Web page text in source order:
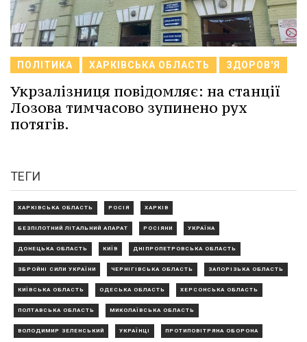
ПОЛІТИКА ХАРКІВСЬКА ОБЛАСТЬ ЗДОРОВ'Я
Укрзалізниця повідомляє: на станції
Лозова тимчасово зупинено рух
потягів.
ТЕГИ
ХАРКІВСЬКА ОБЛАСТЬ РОСІЯ ХАРКІВ
БЕЗПІЛОТНИЙ ЛІТАЛЬНИЙ АПАРАТ РОСІЯНИ УКРАЇНА
ДОНЕЦЬКА ОБЛАСТЬ КИЇВ ДНІПРОПЕТРОВСЬКА ОБЛАСТЬ
ЗБРОЙНІ СИЛИ УКРАЇНИ ЧЕРНІГІВСЬКА ОБЛАСТЬ ЗАПОРІЗЬКА ОБЛАСТЬ
КИЇВСЬКА ОБЛАСТЬ ОДЕСЬКА ОБЛАСТЬ ХЕРСОНСЬКА ОБЛАСТЬ
ПОЛТАВСЬКА ОБЛАСТЬ МИКОЛАЇВСЬКА ОБЛАСТЬ
ВОЛОДИМИР ЗЕЛЕНСЬКИЙ УКРАЇНЦІ ПРОТИПОВІТРЯНА ОБОРОНА